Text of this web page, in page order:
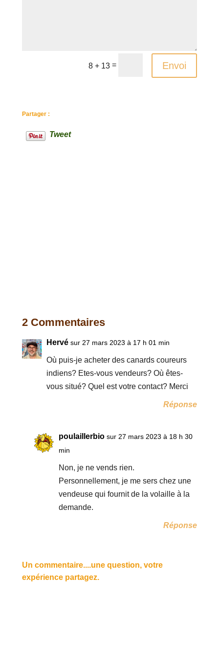
8 + 13 = Envoi
Partager :
Tweet
2 Commentaires
Hervé sur 27 mars 2023 à 17 h 01 min
Où puis-je acheter des canards coureurs
indiens? Etes-vous vendeurs? Où êtes-
vous situé? Quel est votre contact? Merci
Réponse
poulaillerbio sur 27 mars 2023 à 18 h 30
min
Non, je ne vends rien.
Personnellement, je me sers chez une
vendeuse qui fournit de la volaille à la
demande.
Réponse
Un commentaire....une question, votre
expérience partagez.